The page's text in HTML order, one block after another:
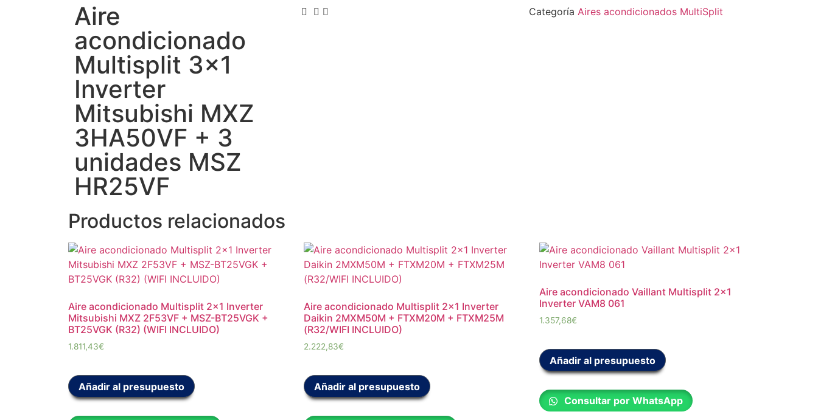
Aire
acondicionado
Multisplit 3x1
Inverter
Mitsubishi MXZ
3HA50VF + 3
unidades MSZ
HR25VF
Categoría Aires acondicionados MultiSplit
Productos relacionados
Aire acondicionado Multisplit 2×1 Inverter
Mitsubishi MXZ 2F53VF + MSZ-BT25VGK +
BT25VGK (R32) (WIFI INCLUIDO)
1.811,43€
Añadir al presupuesto
Aire acondicionado Multisplit 2×1 Inverter
Daikin 2MXM50M + FTXM20M + FTXM25M
(R32/WIFI INCLUIDO)
2.222,83€
Añadir al presupuesto
Aire acondicionado Vaillant Multisplit 2×1
Inverter VAM8 061
1.357,68€
Añadir al presupuesto
Consultar por WhatsApp